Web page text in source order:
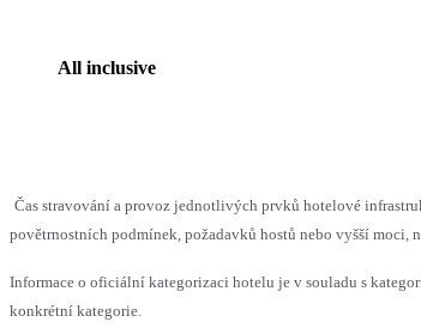
All inclusive
Čas stravování a provoz jednotlivých prvků hotelové
povětrnostních podmínek, požadavků hostů nebo vyšší moci,
Informace o oficiální kategorizaci hotelu je v souladu s
konkrétní kategorie.